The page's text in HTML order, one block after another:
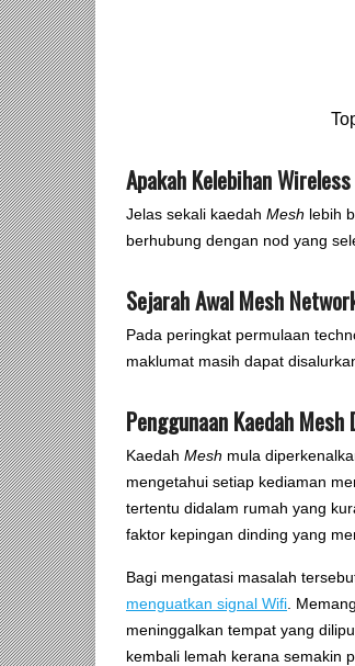
Apakah Kelebihan
Jelas sekali kaedah Mesh lebih
berhubung dengan nod yang
Sejarah Awal Mesh
Pada peringkat permulaan
maklumat masih dapat
Penggunaan Kaedah Mesh
Kaedah Mesh mula
mengetahui setiap kediaman
tertentu didalam rumah yang
faktor kepingan dinding yang
Bagi mengatasi masalah
menguatkan signal Wifi .
meninggalkan tempat yang
kembali lemah kerana semakin